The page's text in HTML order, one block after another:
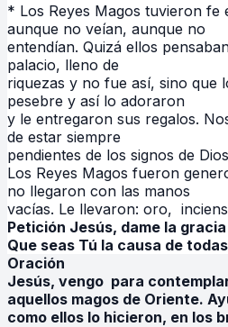
* Los Reyes Magos tuvieron fe
aunque no veían, aunque no
entendían. Quizá ellos
palacio, lleno de
riquezas y no fue así, sino que
pesebre y así lo adoraron
y le entregaron sus regalos.
de estar siempre
pendientes de los signos de
Los Reyes Magos fueron
no llegaron con las manos
vacías. Le llevaron: oro,
Petición Jesús, dame la
Que seas Tú la causa de
Oración
Jesús, vengo para
aquellos magos de Oriente.
como ellos lo hicieron, en los